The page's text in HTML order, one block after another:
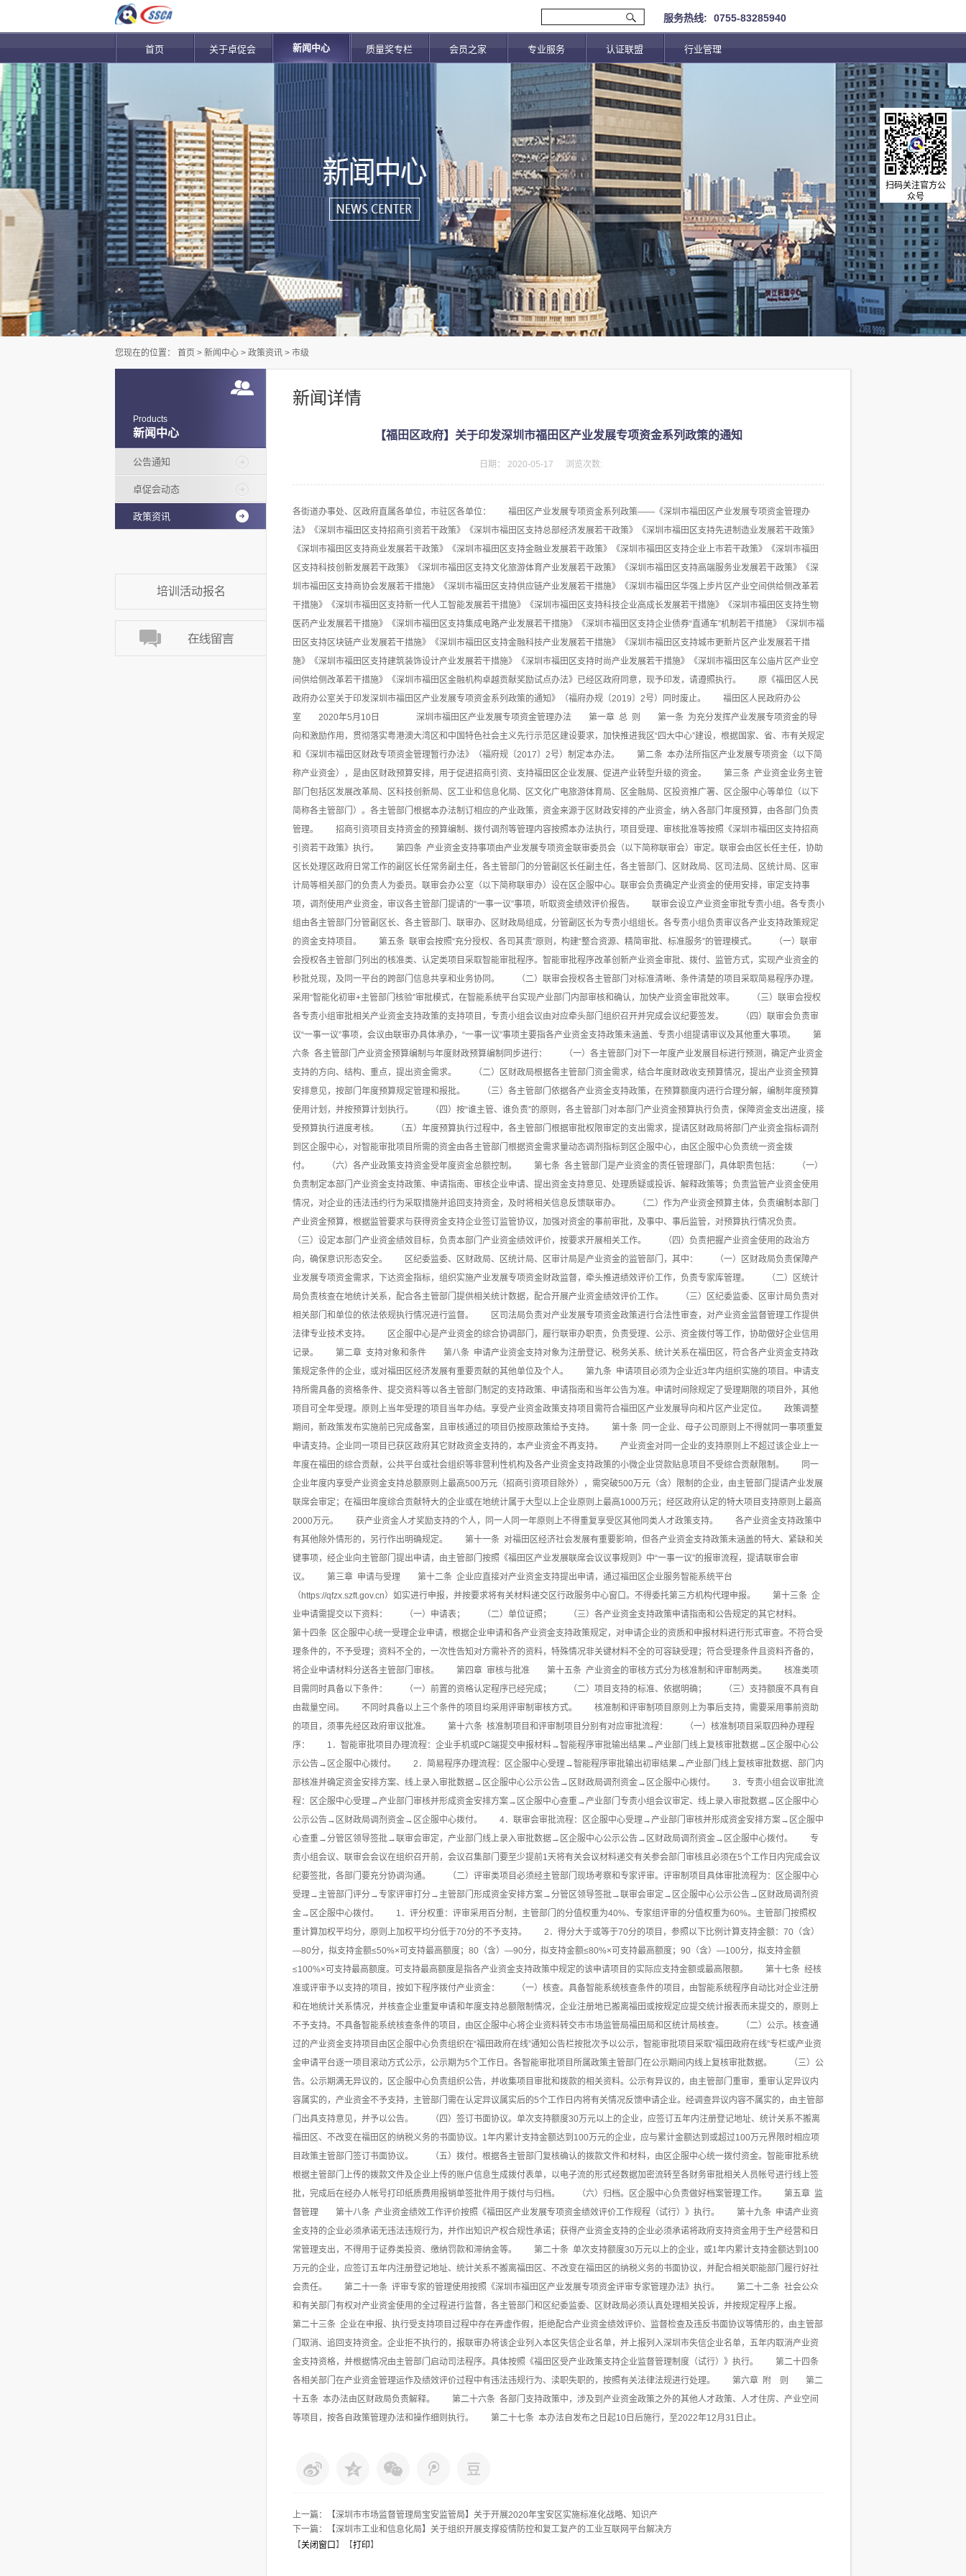
服务热线: 0755-83285940
首页 关于卓促会 新闻中心 质量奖专栏 会员之家 专业服务 认证联盟 行业管理
新闻中心
Products
公告通知
卓促会动态
政策资讯
培训活动报名
新闻详情
您现在的位置： 首页 > 新闻中心 > 政策资讯 > 市级
【福田区政府】关于印发深圳市福田区产业发展专项资金系列政策的通知
日期： 2020-05-17 浏览次数:
各街道办事处、区政府直属各单位，市驻区各单位： 福田区产业发展专项资金系列政策——《深圳市福田区产业发展专项资金管理办
法》《深圳市福田区支持招商引资若干政策》《深圳市福田区支持总部经济发展若干政策》《深圳市福田区支持先进制造业发展若干政策》
《深圳市福田区支持商业发展若干政策》《深圳市福田区支持金融业发展若干政策》《深圳市福田区支持企业上市若干政策》《深圳市福田
区支持科技创新发展若干政策》《深圳市福田区支持文化旅游体育产业发展若干政策》《深圳市福田区支持高端服务业发展若干政策》《深
圳市福田区支持商协会发展若干措施》《深圳市福田区支持供应链产业发展若干措施》《深圳市福田区华强上步片区产业空间供给侧改革若
干措施》《深圳市福田区支持新一代人工智能发展若干措施》《深圳市福田区支持科技企业高成长发展若干措施》《深圳市福田区支持生物
医药产业发展若干措施》《深圳市福田区支持集成电路产业发展若干措施》《深圳市福田区支持企业债券“直通车”机制若干措施》《深圳市福
田区支持区块链产业发展若干措施》《深圳市福田区支持金融科技产业发展若干措施》《深圳市福田区支持城市更新片区产业发展若干措
施》《深圳市福田区支持建筑装饰设计产业发展若干措施》《深圳市福田区支持时尚产业发展若干措施》《深圳市福田区车公庙片区产业空
间供给侧改革若干措施》《深圳市福田区金融机构卓越贡献奖励试点办法》已经区政府同意，现予印发，请遵照执行。 原《福田区人民
政府办公室关于印发深圳市福田区产业发展专项资金系列政策的通知》（福府办规〔2019〕2号）同时废止。 福田区人民政府办公
室 2020年5月10日 深圳市福田区产业发展专项资金管理办法 第一章 总 则 第一条 为充分发挥产业发展专项资金的导
向和激励作用，贯彻落实粤港澳大湾区和中国特色社会主义先行示范区建设要求，加快推进我区“四大中心”建设，根据国家、省、市有关规定
和《深圳市福田区财政专项资金管理暂行办法》（福府规〔2017〕2号）制定本办法。 第二条 本办法所指区产业发展专项资金（以下简
称产业资金），是由区财政预算安排，用于促进招商引资、支持福田区企业发展、促进产业转型升级的资金。 第三条 产业资金业务主管
部门包括区发展改革局、区科技创新局、区工业和信息化局、区文化广电旅游体育局、区金融局、区投资推广署、区企服中心等单位（以下
简称各主管部门）。各主管部门根据本办法制订相应的产业政策，资金来源于区财政安排的产业资金，纳入各部门年度预算，由各部门负责
管理。 招商引资项目支持资金的预算编制、拨付调剂等管理内容按照本办法执行，项目受理、审核批准等按照《深圳市福田区支持招商
引资若干政策》执行。 第四条 产业资金支持事项由产业发展专项资金联审委员会（以下简称联审会）审定。联审会由区长任主任，协助
区长处理区政府日常工作的副区长任常务副主任，各主管部门的分管副区长任副主任，各主管部门、区财政局、区司法局、区统计局、区审
计局等相关部门的负责人为委员。联审会办公室（以下简称联审办）设在区企服中心。联审会负责确定产业资金的使用安排，审定支持事
项，调剂使用产业资金，审议各主管部门提请的“一事一议”事项，听取资金绩效评价报告。 联审会设立产业资金审批专责小组。各专责小
组由各主管部门分管副区长、各主管部门、联审办、区财政局组成，分管副区长为专责小组组长。各专责小组负责审议各产业支持政策规定
的资金支持项目。 第五条 联审会按照“充分授权、各司其责”原则，构建“整合资源、精简审批、标准服务”的管理模式。 （一）联审
会授权各主管部门列出的核准类、认定类项目采取智能审批程序。智能审批程序改革创新产业资金审批、拨付、监管方式，实现产业资金的
秒批兑现，及同一平台的跨部门信息共享和业务协同。 （二）联审会授权各主管部门对标准清晰、条件清楚的项目采取简易程序办理。
采用“智能化初审+主管部门核验”审批模式，在智能系统平台实现产业部门内部审核和确认，加快产业资金审批效率。 （三）联审会授权
各专责小组审批相关产业资金支持政策的支持项目，专责小组会议由对应牵头部门组织召开并完成会议纪要签发。 （四）联审会负责审
议“一事一议”事项，会议由联审办具体承办，“一事一议”事项主要指各产业资金支持政策未涵盖、专责小组提请审议及其他重大事项。 第
六条 各主管部门产业资金预算编制与年度财政预算编制同步进行： （一）各主管部门对下一年度产业发展目标进行预测，确定产业资金
支持的方向、结构、重点，提出资金需求。 （二）区财政局根据各主管部门资金需求，结合年度财政收支预算情况，提出产业资金预算
安排意见，按部门年度预算规定管理和报批。 （三）各主管部门依据各产业资金支持政策，在预算额度内进行合理分解，编制年度预算
使用计划，并按预算计划执行。 （四）按“谁主管、谁负责”的原则，各主管部门对本部门产业资金预算执行负责，保障资金支出进度，接
受预算执行进度考核。 （五）年度预算执行过程中，各主管部门根据审批权限审定的支出需求，提请区财政局将部门产业资金指标调剂
到区企服中心，对智能审批项目所需的资金由各主管部门根据资金需求量动态调剂指标到区企服中心，由区企服中心负责统一资金拨
付。 （六）各产业政策支持资金受年度资金总额控制。 第七条 各主管部门是产业资金的责任管理部门，具体职责包括： （一）
负责制定本部门产业资金支持政策、申请指南、审核企业申请、提出资金支持意见、处理质疑或投诉、解释政策等；负责监管产业资金使用
情况，对企业的违法违约行为采取措施并追回支持资金，及时将相关信息反馈联审办。 （二）作为产业资金预算主体，负责编制本部门
产业资金预算，根据监管要求与获得资金支持企业签订监管协议，加强对资金的事前审批，及事中、事后监管，对预算执行情况负责。
（三）设定本部门产业资金绩效目标，负责本部门产业资金绩效评价，按要求开展相关工作。 （四）负责把握产业资金使用的政治方
向，确保意识形态安全。 区纪委监委、区财政局、区统计局、区审计局是产业资金的监管部门，其中： （一）区财政局负责保障产
业发展专项资金需求，下达资金指标，组织实施产业发展专项资金财政监督，牵头推进绩效评价工作，负责专家库管理。 （二）区统计
局负责核查在地统计关系，配合各主管部门提供相关统计数据，配合开展产业资金绩效评价工作。 （三）区纪委监委、区审计局负责对
相关部门和单位的依法依规执行情况进行监督。 区司法局负责对产业发展专项资金政策进行合法性审查，对产业资金监督管理工作提供
法律专业技术支持。 区企服中心是产业资金的综合协调部门，履行联审办职责，负责受理、公示、资金拨付等工作，协助做好企业信用
记录。 第二章 支持对象和条件 第八条 申请产业资金支持对象为注册登记、税务关系、统计关系在福田区，符合各产业资金支持政
策规定条件的企业，或对福田区经济发展有重要贡献的其他单位及个人。 第九条 申请项目必须为企业近3年内组织实施的项目。申请支
持所需具备的资格条件、提交资料等以各主管部门制定的支持政策、申请指南和当年公告为准。申请时间除规定了受理期限的项目外，其他
项目可全年受理。原则上当年受理的项目当年办结。享受产业资金政策支持项目需符合福田区产业发展导向和片区产业定位。 政策调整
期间，新政策发布实施前已完成备案，且审核通过的项目仍按原政策给予支持。 第十条 同一企业、母子公司原则上不得就同一事项重复
申请支持。企业同一项目已获区政府其它财政资金支持的，本产业资金不再支持。 产业资金对同一企业的支持原则上不超过该企业上一
年度在福田的综合贡献，公共平台或社会组织等非营利性机构及各产业资金支持政策的小微企业贷款贴息项目不受综合贡献限制。 同一
企业年度内享受产业资金支持总额原则上最高500万元（招商引资项目除外），需突破500万元（含）限制的企业，由主管部门提请产业发展
联席会审定；在福田年度综合贡献特大的企业或在地统计属于大型以上企业原则上最高1000万元；经区政府认定的特大项目支持原则上最高
2000万元。 获产业资金人才奖励支持的个人，同一人同一年原则上不得重复享受区其他同类人才政策支持。 各产业资金支持政策中
有其他除外情形的，另行作出明确规定。 第十一条 对福田区经济社会发展有重要影响，但各产业资金支持政策未涵盖的特大、紧缺和关
键事项，经企业向主管部门提出申请，由主管部门按照《福田区产业发展联席会议议事规则》中“一事一议”的报审流程，提请联审会审
议。 第三章 申请与受理 第十二条 企业应直接对产业资金支持提出申请，通过福田区企业服务智能系统平台
（https://qfzx.szft.gov.cn）如实进行申报，并按要求将有关材料递交区行政服务中心窗口。不得委托第三方机构代理申报。 第十三条 企
业申请需提交以下资料： （一）申请表； （二）单位证照； （三）各产业资金支持政策申请指南和公告规定的其它材料。
第十四条 区企服中心统一受理企业申请，根据企业申请和各产业资金支持政策规定，对申请企业的资质和申报材料进行形式审查。不符合受
理条件的，不予受理；资料不全的，一次性告知对方需补齐的资料，特殊情况非关键材料不全的可容缺受理；符合受理条件且资料齐备的，
将企业申请材料分送各主管部门审核。 第四章 审核与批准 第十五条 产业资金的审核方式分为核准制和评审制两类。 核准类项
目需同时具备以下条件： （一）前置的资格认定程序已经完成； （二）项目支持的标准、依据明确； （三）支持额度不具有自
由裁量空间。 不同时具备以上三个条件的项目均采用评审制审核方式。 核准制和评审制项目原则上为事后支持，需要采用事前资助
的项目，须事先经区政府审议批准。 第十六条 核准制项目和评审制项目分别有对应审批流程： （一）核准制项目采取四种办理程
序： 1．智能审批项目办理流程：企业手机或PC端提交申报材料→智能程序审批输出结果→产业部门线上复核审批数据→区企服中心公
示公告→区企服中心拨付。 2．简易程序办理流程：区企服中心受理→智能程序审批输出初审结果→产业部门线上复核审批数据、部门内
部核准并确定资金安排方案、线上录入审批数据→区企服中心公示公告→区财政局调剂资金→区企服中心拨付。 3．专责小组会议审批流
程：区企服中心受理→产业部门审核并形成资金安排方案→区企服中心查重→产业部门专责小组会议审定、线上录入审批数据→区企服中心
公示公告→区财政局调剂资金→区企服中心拨付。 4．联审会审批流程：区企服中心受理→产业部门审核并形成资金安排方案→区企服中
心查重→分管区领导签批→联审会审定，产业部门线上录入审批数据→区企服中心公示公告→区财政局调剂资金→区企服中心拨付。 专
责小组会议、联审会会议在组织召开前，会议召集部门要至少提前1天将有关会议材料递交有关参会部门审核且必须在5个工作日内完成会议
纪要签批，各部门要充分协调沟通。 （二）评审类项目必须经主管部门现场考察和专家评审。评审制项目具体审批流程为：区企服中心
受理→主管部门评分→专家评审打分→主管部门形成资金安排方案→分管区领导签批→联审会审定→区企服中心公示公告→区财政局调剂资
金→区企服中心拨付。 1．评分权重：评审采用百分制，主管部门的分值权重为40%、专家组评审的分值权重为60%。主管部门按照权
重计算加权平均分，原则上加权平均分低于70分的不予支持。 2．得分大于或等于70分的项目，参照以下比例计算支持金额：70（含）
—80分，拟支持金额≤50%×可支持最高额度；80（含）—90分，拟支持金额≤80%×可支持最高额度；90（含）—100分，拟支持金额
≤100%×可支持最高额度。可支持最高额度是指各产业资金支持政策中规定的该申请项目的实际应支持金额或最高限额。 第十七条 经核
准或评审予以支持的项目，按如下程序拨付产业资金： （一）核查。具备智能系统核查条件的项目，由智能系统程序自动比对企业注册
和在地统计关系情况，并核查企业重复申请和年度支持总额限制情况，企业注册地已搬离福田或按规定应提交统计报表而未提交的，原则上
不予支持。不具备智能系统核查条件的项目，由区企服中心将企业资料转交市市场监管局福田局和区统计局核查。 （二）公示。核查通
过的产业资金支持项目由区企服中心负责组织在“福田政府在线”通知公告栏按批次予以公示，智能审批项目采取“福田政府在线”专栏或产业资
金申请平台逐一项目滚动方式公示，公示期为5个工作日。各智能审批项目所属政策主管部门在公示期间内线上复核审批数据。 （三）公
告。公示期满无异议的，区企服中心负责组织公告，并收集项目审批和拨款的相关资料。公示有异议的，由主管部门重审，重审认定异议内
容属实的，产业资金不予支持，主管部门需在认定异议属实后的5个工作日内将有关情况反馈申请企业。经调查异议内容不属实的，由主管部
门出具支持意见，并予以公告。 （四）签订书面协议。单次支持额度30万元以上的企业，应签订五年内注册登记地址、统计关系不搬离
福田区、不改变在福田区的纳税义务的书面协议。1年内累计支持金额达到100万元的企业，应与累计金额达到或超过100万元界限时相应项
目政策主管部门签订书面协议。 （五）拨付。根据各主管部门复核确认的拨款文件和材料，由区企服中心统一拨付资金。智能审批系统
根据主管部门上传的拨款文件及企业上传的账户信息生成拨付表单，以电子流的形式经数据加密流转至各财务审批相关人员帐号进行线上签
批，完成后在经办人帐号打印纸质费用报销单签批件用于拨付与归档。 （六）归档。区企服中心负责做好档案管理工作。 第五章 监
督管理 第十八条 产业资金绩效工作评价按照《福田区产业发展专项资金绩效评价工作规程（试行）》执行。 第十九条 申请产业资
金支持的企业必须承诺无违法违规行为，并作出知识产权合规性承诺；获得产业资金支持的企业必须承诺将政府支持资金用于生产经营和日
常管理支出，不得用于证券类投资、缴纳罚款和滞纳金等。 第二十条 单次支持额度30万元以上的企业，或1年内累计支持金额达到100
万元的企业，应签订五年内注册登记地址、统计关系不搬离福田区、不改变在福田区的纳税义务的书面协议，并配合相关职能部门履行好社
会责任。 第二十一条 评审专家的管理使用按照《深圳市福田区产业发展专项资金评审专家管理办法》执行。 第二十二条 社会公众
和有关部门有权对产业资金使用的全过程进行监督，各主管部门和区纪委监委、区财政局必须认真处理相关投诉，并按规定程序上报。
第二十三条 企业在申报、执行受支持项目过程中存在弄虚作假，拒绝配合产业资金绩效评价、监督检查及违反书面协议等情形的，由主管部
门取消、追回支持资金。企业拒不执行的，报联审办将该企业列入本区失信企业名单，并上报列入深圳市失信企业名单，五年内取消产业资
金支持资格，并根据情况由主管部门启动司法程序。具体按照《福田区受产业政策支持企业监督管理制度（试行）》执行。 第二十四条
各相关部门在产业资金管理运作及绩效评价过程中有违法违规行为、渎职失职的，按照有关法律法规进行处理。 第六章 附 则 第二
十五条 本办法由区财政局负责解释。 第二十六条 各部门支持政策中，涉及到产业资金政策之外的其他人才政策、人才住房、产业空间
等项目，按各自政策管理办法和操作细则执行。 第二十七条 本办法自发布之日起10日后施行，至2022年12月31日止。
上一篇：
【深圳市市场监督管理局宝安监管局】关于开展2020年宝安区实施标准化战略、知识产
下一篇：
【深圳市工业和信息化局】关于组织开展支撑疫情防控和复工复产的工业互联网平台解决方
【关闭窗口 】【打印】
扫码关注官方公
众号